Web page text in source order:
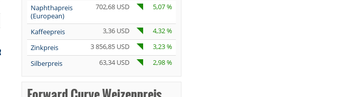
Naphthapreis
(European)
702,68 USD 5,07 %
Kaffeepreis 3,36 USD
4,32 %
Zinkpreis
3 856,85 USD
3,23 %
Silberpreis
63,34 USD 2,98 %